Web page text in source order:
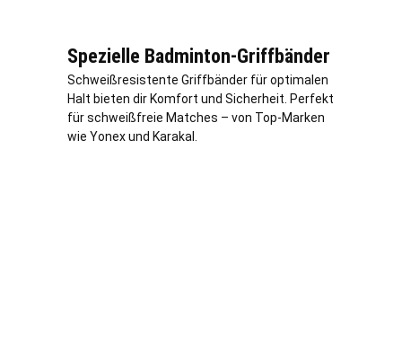
Spezielle Badminton-Griffbänder
Schweißresistente Griffbänder für optimalen
Halt bieten dir Komfort und Sicherheit. Perfekt
für schweißfreie Matches – von Top-Marken
wie Yonex und Karakal.